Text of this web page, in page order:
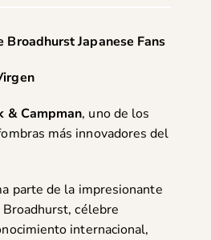
Japanese Fans
& Campman, uno de los
más innovadores del
parte de la impresionante
célebre
internacional,